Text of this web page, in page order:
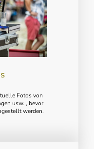
Fotos von
usw. , bevor
werden.